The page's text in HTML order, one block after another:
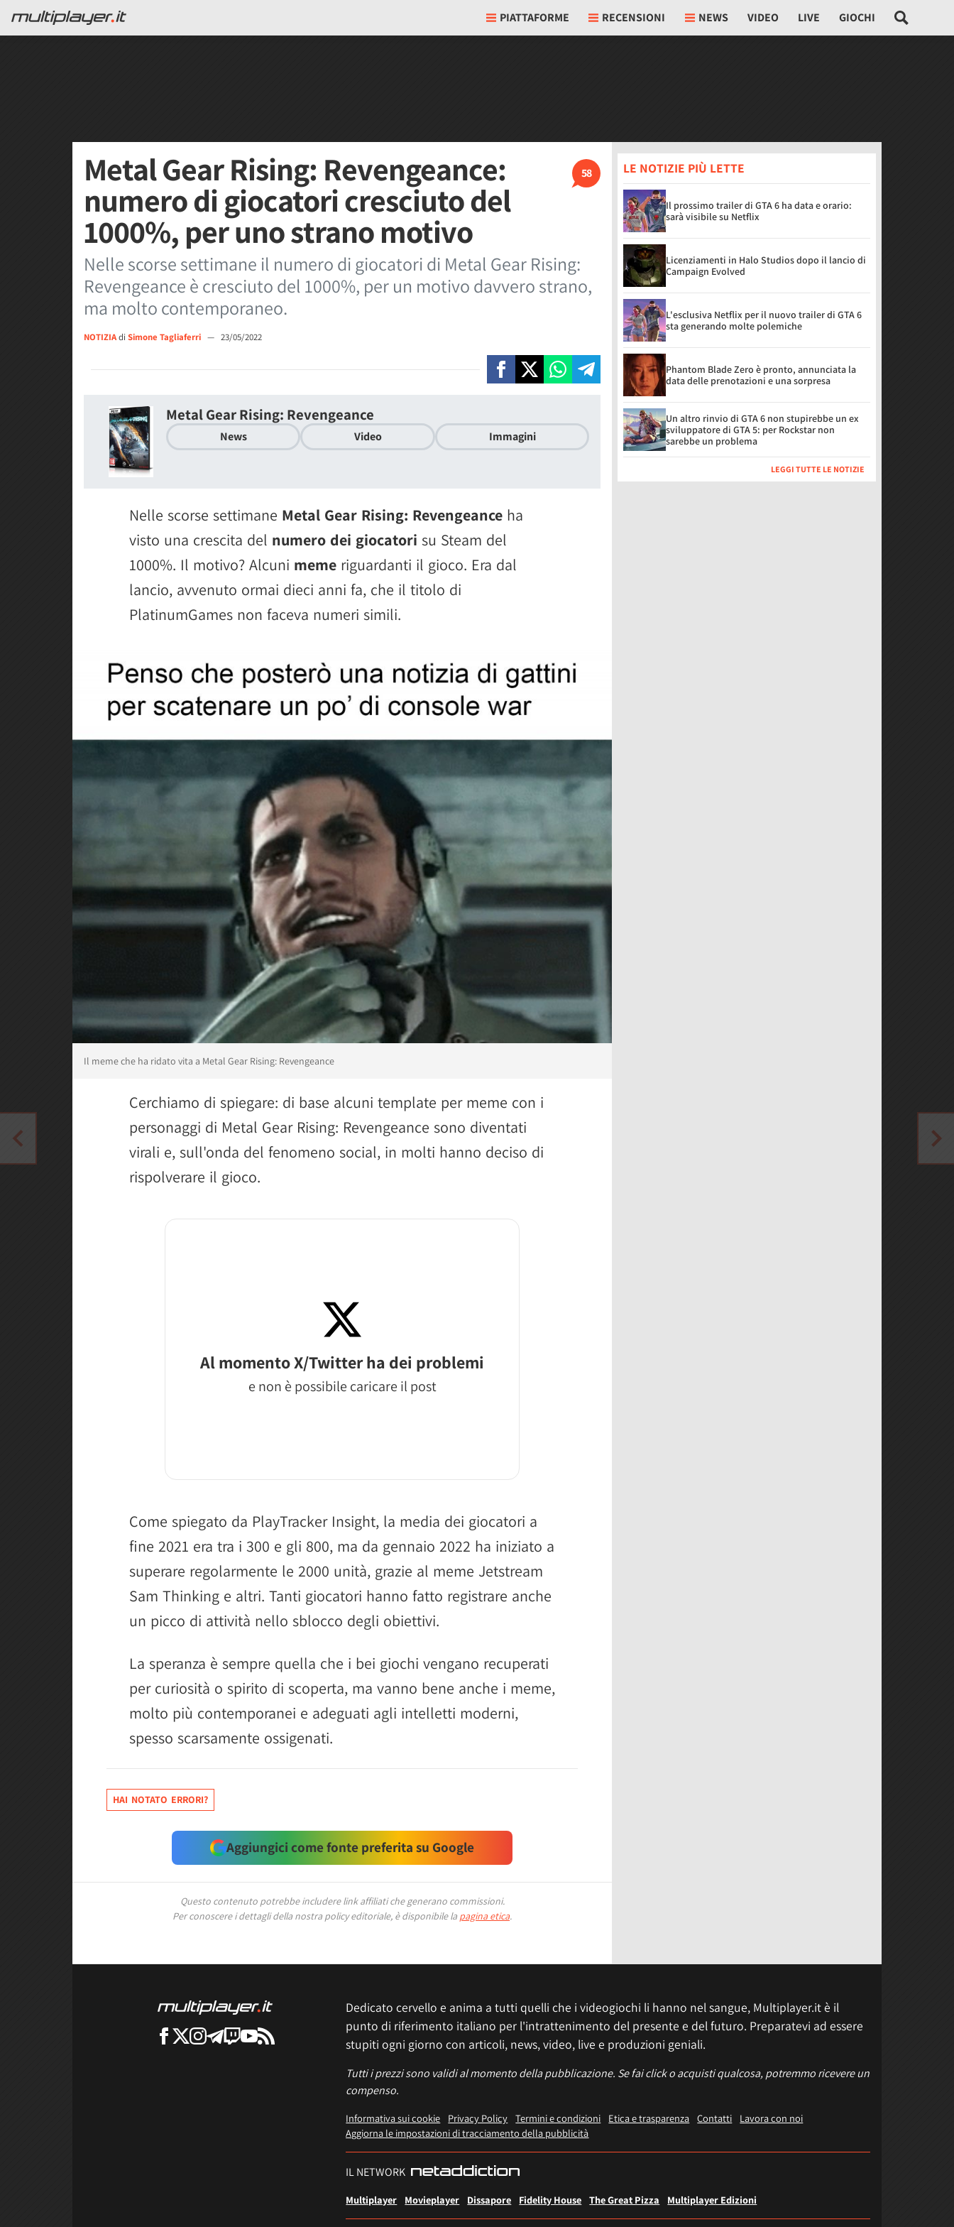
PIATTAFORME RECENSIONI NEWS VIDEO LIVE GIOCHI
58
Metal Gear Rising: Revengeance:
numero di giocatori cresciuto del
1000%, per uno strano motivo
Nelle scorse settimane il numero di giocatori di Metal Gear Rising:
Revengeance è cresciuto del 1000%, per un motivo davvero strano,
ma molto contemporaneo.
NOTIZIAdi Simone Tagliaferri — 23/05/2022
Metal Gear Rising: Revengeance
News Video Immagini
Nelle scorse settimane Metal Gear Rising: Revengeance ha
visto una crescita del numero dei giocatori su Steam del
1000%. Il motivo? Alcuni meme riguardanti il gioco. Era dal
lancio, avvenuto ormai dieci anni fa, che il titolo di
PlatinumGames non faceva numeri simili.
Il meme che ha ridato vita a Metal Gear Rising: Revengeance
Cerchiamo di spiegare: di base alcuni template per meme con i
personaggi di Metal Gear Rising: Revengeance sono diventati
virali e, sull'onda del fenomeno social, in molti hanno deciso di
rispolverare il gioco.
Al momento X/Twitter ha dei problemi
e non è possibile caricare il post
Come spiegato da PlayTracker Insight, la media dei giocatori a
fine 2021 era tra i 300 e gli 800, ma da gennaio 2022 ha iniziato a
superare regolarmente le 2000 unità, grazie al meme Jetstream
Sam Thinking e altri. Tanti giocatori hanno fatto registrare anche
un picco di attività nello sblocco degli obiettivi.
La speranza è sempre quella che i bei giochi vengano recuperati
per curiosità o spirito di scoperta, ma vanno bene anche i meme,
molto più contemporanei e adeguati agli intelletti moderni,
spesso scarsamente ossigenati.
HAI NOTATO ERRORI?
Aggiungici come fonte preferita su Google
Questo contenuto potrebbe includere link affiliati che generano commissioni.
Per conoscere i dettagli della nostra policy editoriale, è disponibile la pagina etica.
LE NOTIZIE PIÙ LETTE
Il prossimo trailer di GTA 6 ha data e orario:
sarà visibile su Netflix
Licenziamenti in Halo Studios dopo il lancio di
Campaign Evolved
L'esclusiva Netflix per il nuovo trailer di GTA 6
sta generando molte polemiche
Phantom Blade Zero è pronto, annunciata la
data delle prenotazioni e una sorpresa
Un altro rinvio di GTA 6 non stupirebbe un ex
sviluppatore di GTA 5: per Rockstar non
sarebbe un problema
LEGGI TUTTE LE NOTIZIE
Dedicato cervello e anima a tutti quelli che i videogiochi li hanno nel sangue, Multiplayer.it è il
punto di riferimento italiano per l'intrattenimento del presente e del futuro. Preparatevi ad essere
stupiti ogni giorno con articoli, news, video, live e produzioni geniali.
Tutti i prezzi sono validi al momento della pubblicazione. Se fai click o acquisti qualcosa, potremmo ricevere un
compenso.
Informativa sui cookie Privacy Policy Termini e condizioni Etica e trasparenza Contatti
Lavora con noi
Aggiorna le impostazioni di tracciamento della pubblicità
IL NETWORK
Multiplayer Movieplayer Dissapore Fidelity House The Great Pizza Multiplayer Edizioni